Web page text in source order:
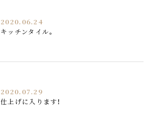
2020.06.24
キッチンタイル。
2020.07.29
仕上げに入ります！